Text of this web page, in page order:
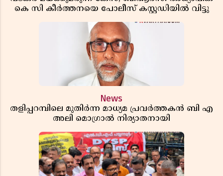
കെ സി കീർത്തനയെ പോലീസ് കസ്റ്റഡിയിൽ വിട്ടു
News
തളിപ്പറമ്പിലെ മുതിർന്ന മാധ്യമ പ്രവർത്തകൻ ബി എ
അലി മൊഗ്രാൽ നിര്യാതനായി